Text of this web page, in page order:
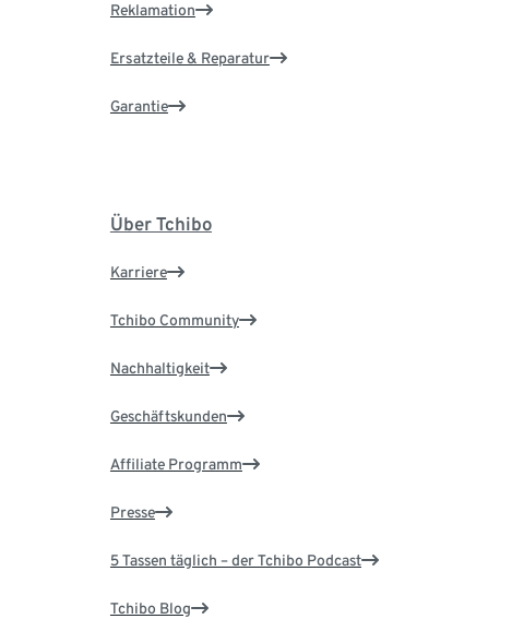
Reklamation
Ersatzteile & Reparatur
Garantie
Über Tchibo
Karriere
Tchibo Community
Nachhaltigkeit
Geschäftskunden
Affiliate Programm
Presse
5 Tassen täglich – der Tchibo Podcast
Tchibo Blog